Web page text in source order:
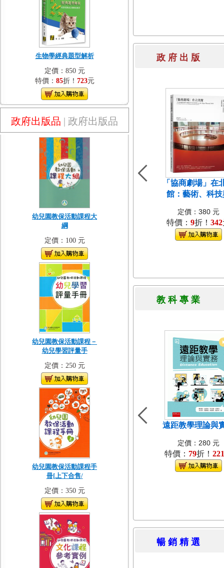
生物學經典題型解析
定價：850 元
特價： 85折！ 723元
政府出版品 | 政府出版品
幼兒園教保活動課程大
綱
定價：100 元
幼兒園教保活動課程－
幼兒學習評量手
定價：250 元
幼兒園教保活動課程手
冊[上下合售/
定價：350 元
政 府 出
「協商劇場」在
館：藝術、科技
定價：380 元
特價： 9折！ 342
教 科 專
遠距教學理論與
定價：280 元
特價： 79折！ 221
暢 銷 精